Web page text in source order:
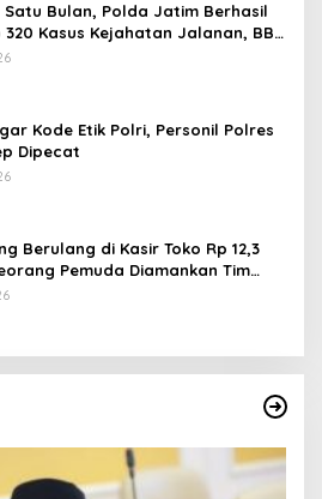
Satu Bulan, Polda Jatim Berhasil
320 Kasus Kejahatan Jalanan, BB
Motor dan 12 Mobil Diamankan
Kode Etik Polri, Personil Polres
Dipecat
Berulang di Kasir Toko Rp 12,3
Pemuda Diamankan Tim
Polsek Lenteng Sumenep